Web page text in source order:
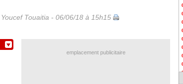
Youcef Touaitia - 06/06/18 à 15h15
emplacement publicitaire